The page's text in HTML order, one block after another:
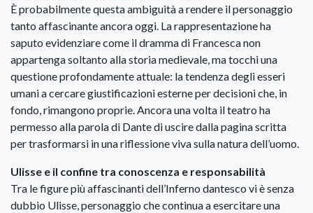
È probabilmente questa ambiguità a rendere il personaggio
tanto affascinante ancora oggi. La rappresentazione ha
saputo evidenziare come il dramma di Francesca non
appartenga soltanto alla storia medievale, ma tocchi una
questione profondamente attuale: la tendenza degli esseri
umani a cercare giustificazioni esterne per decisioni che, in
fondo, rimangono proprie. Ancora una volta il teatro ha
permesso alla parola di Dante di uscire dalla pagina scritta
per trasformarsi in una riflessione viva sulla natura dell’uomo.
Ulisse e il confine tra conoscenza e responsabilità
Tra le figure più affascinanti dell’Inferno dantesco vi è senza
dubbio Ulisse, personaggio che continua a esercitare una